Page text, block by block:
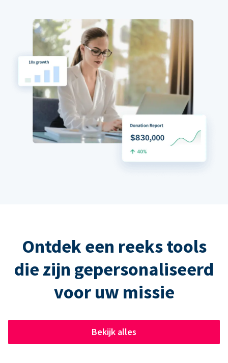
Ontdek een reeks tools
die zijn gepersonaliseerd
voor uw missie
Bekijk alles